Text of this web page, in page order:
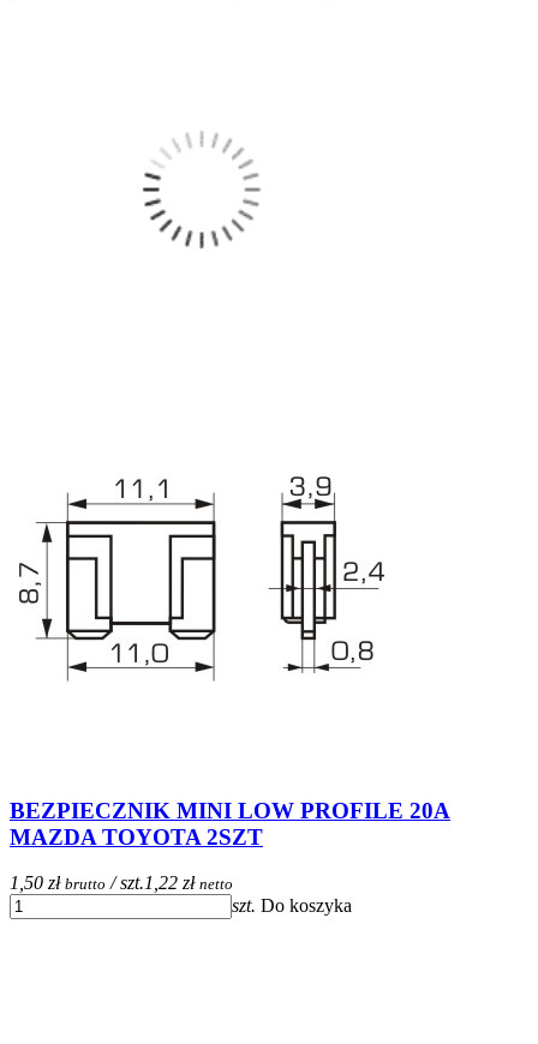
BEZPIECZNIK MINI LOW PROFILE 20A
MAZDA TOYOTA 2SZT
1,50 zł brutto / szt.1,22 zł netto
szt. Do koszyka